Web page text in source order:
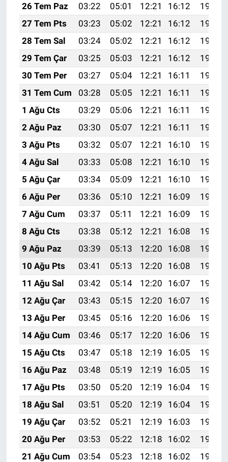
26 Tem Paz
03:22 05:01 12:21 16:12
19:32
27 Tem Pts
03:23 05:02 12:21 16:12
19:31
28 Tem Sal
03:24 05:02 12:21 16:12
19:30
29 Tem Çar
03:25 05:03 12:21 16:12
19:30
30 Tem Per
03:27 05:04 12:21 16:11
19:29
31 Tem Cum
03:28 05:05 12:21 16:11
19:28
1 Ağu Cts
03:29 05:06 12:21 16:11
19:27
2 Ağu Paz
03:30 05:07 12:21 16:11
19:26
3 Ağu Pts
03:32 05:07 12:21 16:10
19:25
4 Ağu Sal
03:33 05:08 12:21 16:10
19:24
5 Ağu Çar
03:34 05:09 12:21 16:10
19:23
6 Ağu Per
03:36 05:10 12:21 16:09
19:22
7 Ağu Cum
03:37 05:11 12:21 16:09
19:21
8 Ağu Cts
03:38 05:12 12:21 16:08
19:19
9 Ağu Paz
03:39 05:13 12:20 16:08
19:18
10 Ağu Pts
03:41 05:13 12:20 16:08
19:17
11 Ağu Sal
03:42 05:14 12:20 16:07
19:16
12 Ağu Çar
03:43 05:15 12:20 16:07
19:15
13 Ağu Per
03:45 05:16 12:20 16:06
19:14
14 Ağu Cum
03:46 05:17 12:20 16:06
19:12
15 Ağu Cts
03:47 05:18 12:19 16:05
19:11
16 Ağu Paz
03:48 05:19 12:19 16:05
19:10
17 Ağu Pts
03:50 05:20 12:19 16:04
19:09
18 Ağu Sal
03:51 05:20 12:19 16:04
19:07
19 Ağu Çar
03:52 05:21 12:19 16:03
19:06
20 Ağu Per
03:53 05:22 12:18 16:02
19:05
21 Ağu Cum
03:54 05:23 12:18 16:02
19:03